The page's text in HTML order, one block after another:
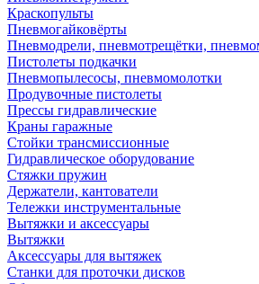
Краскопульты
Пневмогайковёрты
Пневмодрели, пневмотрещётки,
Пистолеты подкачки
Пневмопылесосы, пневмомолотки
Продувочные пистолеты
Прессы гидравлические
Краны гаражные
Стойки трансмиссионные
Гидравлическое оборудование
Стяжки пружин
Держатели, кантователи
Тележки инструментальные
Вытяжки и аксессуары
Вытяжки
Аксессуары для вытяжек
Станки для проточки дисков